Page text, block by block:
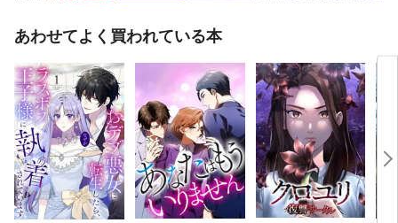
あわせてよく買われている本